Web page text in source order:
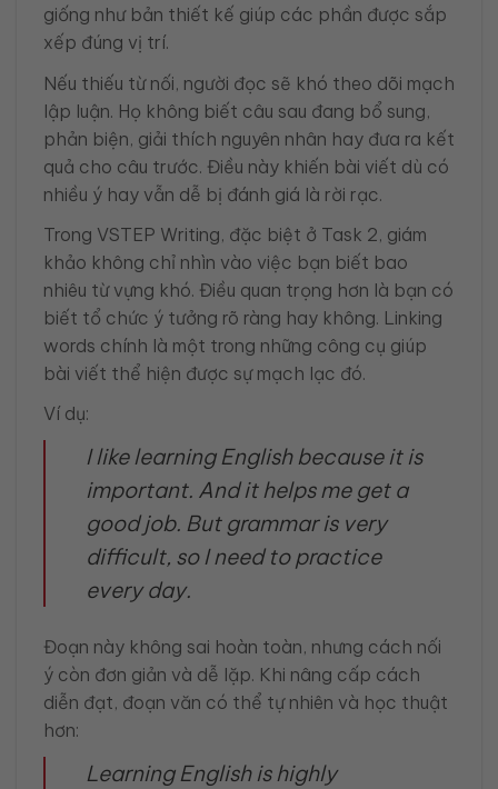
giống như bản thiết kế giúp các phần được sắp
xếp đúng vị trí.
Nếu thiếu từ nối, người đọc sẽ khó theo dõi mạch
lập luận. Họ không biết câu sau đang bổ sung,
phản biện, giải thích nguyên nhân hay đưa ra kết
quả cho câu trước. Điều này khiến bài viết dù có
nhiều ý hay vẫn dễ bị đánh giá là rời rạc.
Trong VSTEP Writing, đặc biệt ở Task 2, giám
khảo không chỉ nhìn vào việc bạn biết bao
nhiêu từ vựng khó. Điều quan trọng hơn là bạn có
biết tổ chức ý tưởng rõ ràng hay không. Linking
words chính là một trong những công cụ giúp
bài viết thể hiện được sự mạch lạc đó.
Ví dụ:
I like learning English because it is
important. And it helps me get a
good job. But grammar is very
difficult, so I need to practice
every day.
Đoạn này không sai hoàn toàn, nhưng cách nối
ý còn đơn giản và dễ lặp. Khi nâng cấp cách
diễn đạt, đoạn văn có thể tự nhiên và học thuật
hơn:
Learning English is highly